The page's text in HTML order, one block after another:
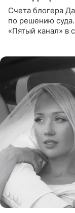
Счета блогера
по решению
«Пятый канал» в